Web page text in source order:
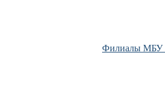
Филиалы